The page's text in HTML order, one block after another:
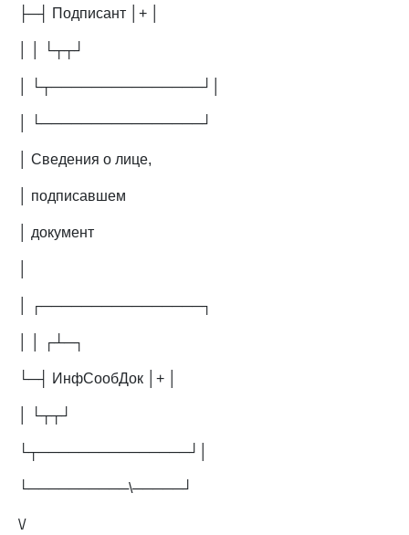
├─┤ Подписант │+ │
│ │ └┬┬┘
│ └┬───────────────┘│
│ └────────────────┘
│ Сведения о лице,
│ подписавшем
│ документ
│ ┌────────────────┐
│ │ ┌┴─┐
└─┤ ИнфСообДок │+ │
│ └┬┬┘
└┬───────────────┘│
└──────────\─────┘
\/